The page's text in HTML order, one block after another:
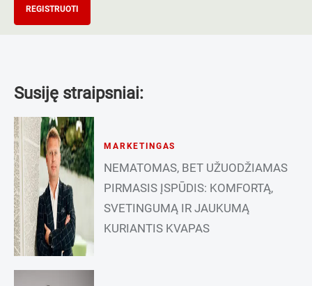
REGISTRUOTI
Susiję straipsniai:
MARKETINGAS
NEMATOMAS, BET UŽUODŽIAMAS
PIRMASIS ĮSPŪDIS: KOMFORTĄ,
SVETINGUMĄ IR JAUKUMĄ
KURIANTIS KVAPAS